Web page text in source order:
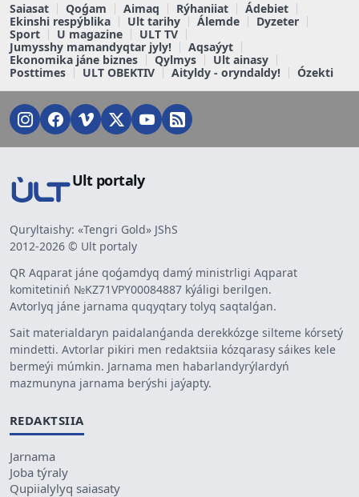
Saiasat Qoǵam Aimaq Rýhaniiat
Ádebiet
Ekinshi respýblika
Ult tarihy Álemde
Dyzeter
Sport
U magazine
ULT TV
Jumysshy mamandyqtar jyly!
Aqsaýyt
Ekonomika jáne biznes
Qylmys
Ult ainasy
Posttimes
ULT OBEKTIV Aityldy - oryndaldy! Ózekti
Ult portaly
Quryltaishy: «Tengri Gold» JShS
2012-2026 © Ult portaly
QR Aqparat jáne qoǵamdyq damý ministrligi Aqparat
komitetiniń №KZ71VPY00084887 kýáligi berilgen.
Avtorlyq jáne jarnama quqyqtary tolyq saqtalǵan.
Sait materialdaryn paidalanǵanda derekkózge silteme kórsetý
mindetti. Avtorlar pikiri men redaktsiia kózqarasy sáikes kele
bermeýi múmkin. Jarnama men habarlandyrýlardyń
mazmunyna jarnama berýshi jaýapty.
REDAKTSIIA
Jarnama
Joba týraly
Qupiialylyq saiasaty